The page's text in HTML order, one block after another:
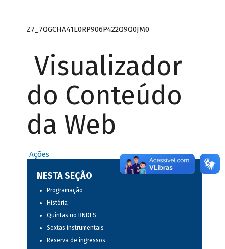
Z7_7QGCHA41L0RP906P422Q9Q0JM0
Visualizador
do Conteúdo
da Web
Ações
NESTA SEÇÃO
Programação
História
Quintas no BNDES
Sextas instrumentais
Reserva de ingressos